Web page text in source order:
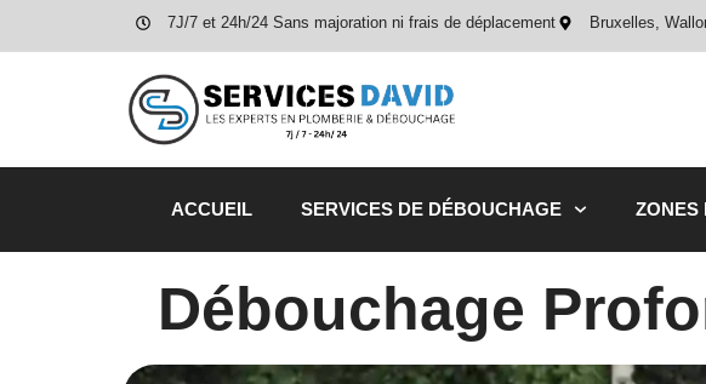
7J/7 et 24h/24 Sans majoration ni frais de déplacement Bruxelles,
ACCUEIL SERVICES DE DÉBOUCHAGE ZONES
Débouchage